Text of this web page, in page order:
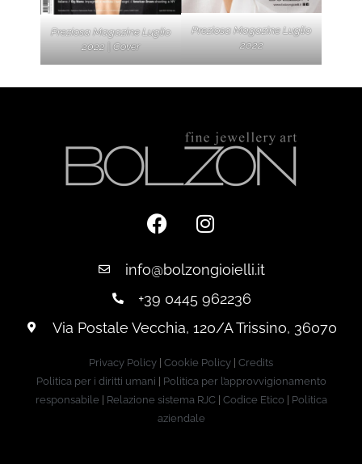
Preziosa Magazine Luglio
2022 | Cover
Preziosa Magazine Luglio
2022
info@bolzongioielli.it
+39 0445 962236
Via Postale Vecchia, 120/A Trissino, 36070
Privacy Policy Cookie Policy Credits
Politica per i diritti umani
Politica per l’approvvigionamento
responsabile
Relazione sistema RJC| Codice Etico
Politica
aziendale